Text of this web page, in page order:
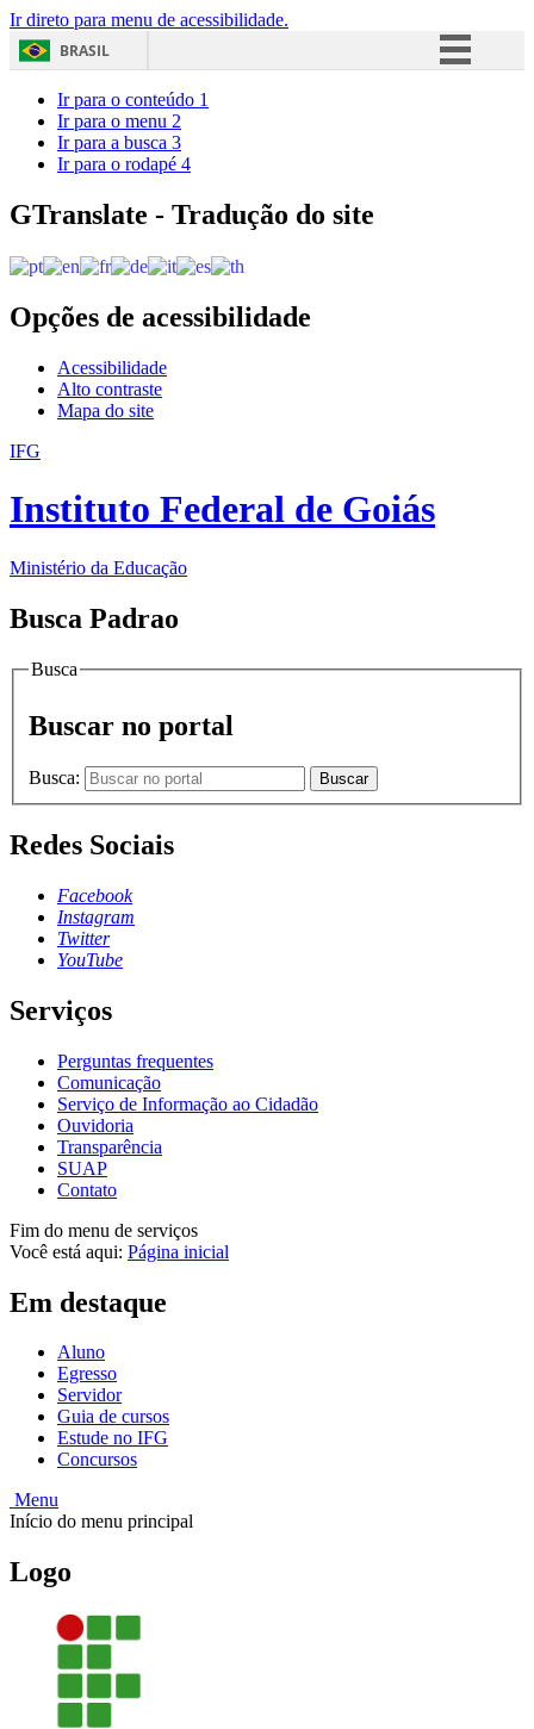
Ir direto para menu de acessibilidade.
BRASIL
Acesso à informação
Ir para o conteúdo 1
Ir para o menu 2
Ir para a busca 3
Ir para o rodapé 4
GTranslate - Tradução do site
Opções de acessibilidade
Acessibilidade
Alto contraste
Mapa do site
IFG
Instituto Federal de Goiás
Ministério da Educação
Busca Padrao
Busca
Buscar no portal
Busca: Buscar
Redes Sociais
Facebook
Instagram
Twitter
YouTube
Serviços
Perguntas frequentes
Comunicação
Serviço de Informação ao Cidadão
Ouvidoria
Transparência
SUAP
Contato
Fim do menu de serviços
Você está aqui: Página inicial
Em destaque
Aluno
Egresso
Servidor
Guia de cursos
Estude no IFG
Concursos
Menu
Início do menu principal
Logo